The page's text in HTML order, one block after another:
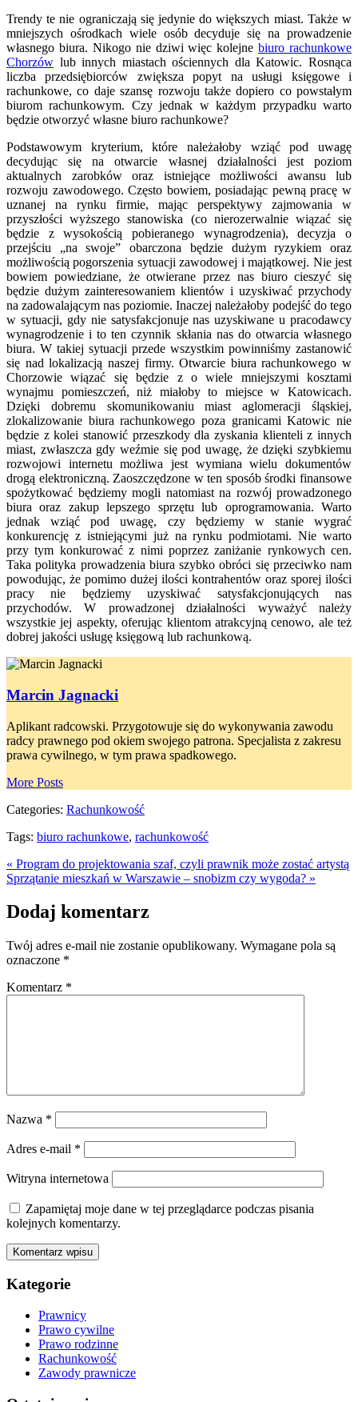
Trendy te nie ograniczają się jedynie do większych miast. Także w
mniejszych ośrodkach wiele osób decyduje się na prowadzenie
własnego biura. Nikogo nie dziwi więc kolejnebiuro rachunkowe
Chorzów lub innych miastach ościennych dla Katowic. Rosnąca
liczba przedsiębiorców zwiększa popyt na usługi księgowe i
rachunkowe, co daje szansę rozwoju także dopiero co powstałym
biurom rachunkowym. Czy jednak w każdym przypadku warto
będzie otworzyć własne biuro rachunkowe?
Podstawowym kryterium, które należałoby wziąć pod uwagę
decydując się na otwarcie własnej działalności jest poziom
aktualnych zarobków oraz istniejące możliwości awansu lub
rozwoju zawodowego. Często bowiem, posiadając pewną pracę w
uznanej na rynku firmie, mając perspektywy zajmowania w
przyszłości wyższego stanowiska (co nierozerwalnie wiązać się
będzie z wysokością pobieranego wynagrodzenia), decyzja o
przejściu „na swoje” obarczona będzie dużym ryzykiem oraz
możliwością pogorszenia sytuacji zawodowej i majątkowej. Nie jest
bowiem powiedziane, że otwierane przez nas biuro cieszyć się
będzie dużym zainteresowaniem klientów i uzyskiwać przychody
na zadowalającym nas poziomie. Inaczej należałoby podejść do tego
w sytuacji, gdy nie satysfakcjonuje nas uzyskiwane u pracodawcy
wynagrodzenie i to ten czynnik skłania nas do otwarcia własnego
biura. W takiej sytuacji przede wszystkim powinniśmy zastanowić
się nad lokalizacją naszej firmy. Otwarcie biura rachunkowego w
Chorzowie wiązać się będzie z o wiele mniejszymi kosztami
wynajmu pomieszczeń, niż miałoby to miejsce w Katowicach.
Dzięki dobremu skomunikowaniu miast aglomeracji śląskiej,
zlokalizowanie biura rachunkowego poza granicami Katowic nie
będzie z kolei stanowić przeszkody dla zyskania klienteli z innych
miast, zwłaszcza gdy weźmie się pod uwagę, że dzięki szybkiemu
rozwojowi internetu możliwa jest wymiana wielu dokumentów
drogą elektroniczną. Zaoszczędzone w ten sposób środki finansowe
spożytkować będziemy mogli natomiast na rozwój prowadzonego
biura oraz zakup lepszego sprzętu lub oprogramowania. Warto
jednak wziąć pod uwagę, czy będziemy w stanie wygrać
konkurencję z istniejącymi już na rynku podmiotami. Nie warto
przy tym konkurować z nimi poprzez zaniżanie rynkowych cen.
Taka polityka prowadzenia biura szybko obróci się przeciwko nam
powodując, że pomimo dużej ilości kontrahentów oraz sporej ilości
pracy nie będziemy uzyskiwać satysfakcjonujących nas
przychodów. W prowadzonej działalności wyważyć należy
wszystkie jej aspekty, oferując klientom atrakcyjną cenowo, ale też
dobrej jakości usługę księgową lub rachunkową.
Marcin Jagnacki
Aplikant radcowski. Przygotowuje się do wykonywania zawodu
radcy prawnego pod okiem swojego patrona. Specjalista z zakresu
prawa cywilnego, w tym prawa spadkowego.
More Posts
Categories: Rachunkowość
Tags: biuro rachunkowe, rachunkowość
« Program do projektowania szaf, czyli prawnik może zostać artystą
Sprzątanie mieszkań w Warszawie – snobizm czy wygoda? »
Dodaj komentarz
Twój adres e-mail nie zostanie opublikowany. Wymagane pola są
oznaczone *
Komentarz *
Nazwa *
Adres e-mail *
Witryna internetowa
Zapamiętaj moje dane w tej przeglądarce podczas pisania
kolejnych komentarzy.
Kategorie
Prawnicy
Prawo cywilne
Prawo rodzinne
Rachunkowość
Zawody prawnicze